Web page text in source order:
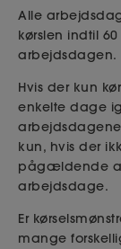
Alle
kørslen indtil
arbejdsdagen.
Hvis der kun
enkelte dage
kun, hvis der
pågældende
arbejdsdage.
Er
mange